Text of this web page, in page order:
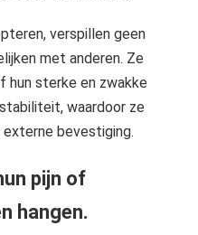
verspillen geen
met anderen. Ze
hun sterke en zwakke
waardoor ze
externe bevestiging.
pijn of
hangen.